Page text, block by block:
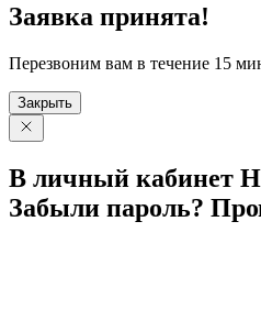
Заявка принята!
Перезвоним вам в течение 15
Закрыть
В личный кабинет
Забыли пароль?